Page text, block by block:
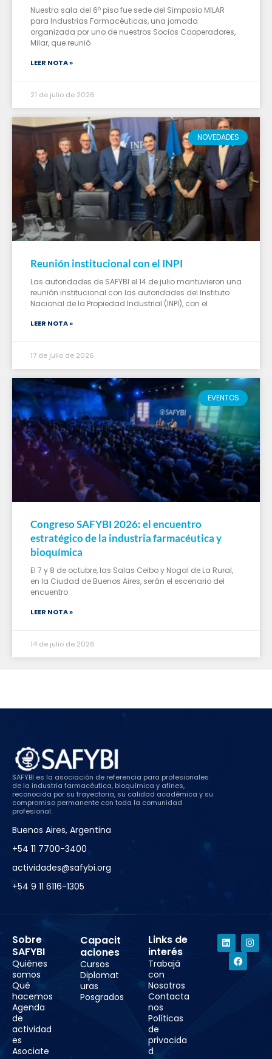
Nuestra sala del 6º piso fue sede del Simposio MILAR
para Industrias Farmacéuticas, una jornada
organizada por uno de nuestros Socios Cooperadores,
Milar, que reunió
LEER NOTA »
21 de julio de 2026
NOVEDADES
Reunión institucional con el INPI
Las autoridades de SAFYBI el 14 de julio mantuvieron una
reunión institucional con las autoridades del Instituto
Nacional de la Propiedad Industrial (INPI), con el
LEER NOTA »
17 de julio de 2026
EVENTOS
Congreso SAFYBI 2026: el encuentro
estratégico de la industria farmacéutica y
bioquímica
El 7 y 8 de octubre, las Salas Ceibo y Nogal de La Rural,
en la Ciudad de Buenos Aires, serán el escenario del
encuentro
LEER NOTA »
14 de julio de 2026
SAFYBI es la asociación de referencia para profesionales
de la industria farmacéutica, bioquímica y afines,
reconocida por su trayectoria, su calidad académica y su
compromiso permanente con toda la comunidad
profesional.
Buenos Aires, Argentina
+54 11 7700-3400
actividades@safybi.org
+54 9 11 6116-1305
Sobre
SAFYBI
Quiénes
somos
Qué
hacemos
Agenda
de
actividad
es
Asociate
Capacit
aciones
Cursos
Diplomat
uras
Posgrados
Links de
interés
Trabajá
con
Nosotros
Contacta
nos
Políticas
de
privacida
d